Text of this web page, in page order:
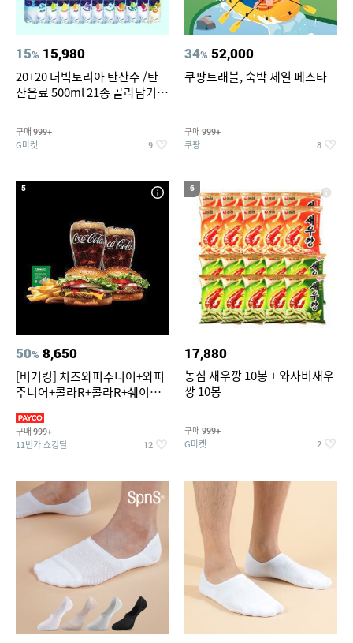
15% 15,980
20+20 더빅토리아 탄산수 /탄
산음료 500ml 21종 골라담기
구매 999+
G마켓 9
34% 52,000
쿠팡트래블, 숙박 세일 페스타
구매 999+
쿠팡 8
5
50% 8,650
[버거킹] 치즈와퍼주니어+와퍼
주니어+콜라R+콜라R+쉐이킹
구매 999+
11번가 쇼킹딜 12
6
17,880
농심 새우깡 10봉 + 와사비새우
깡 10봉
구매 999+
G마켓 2